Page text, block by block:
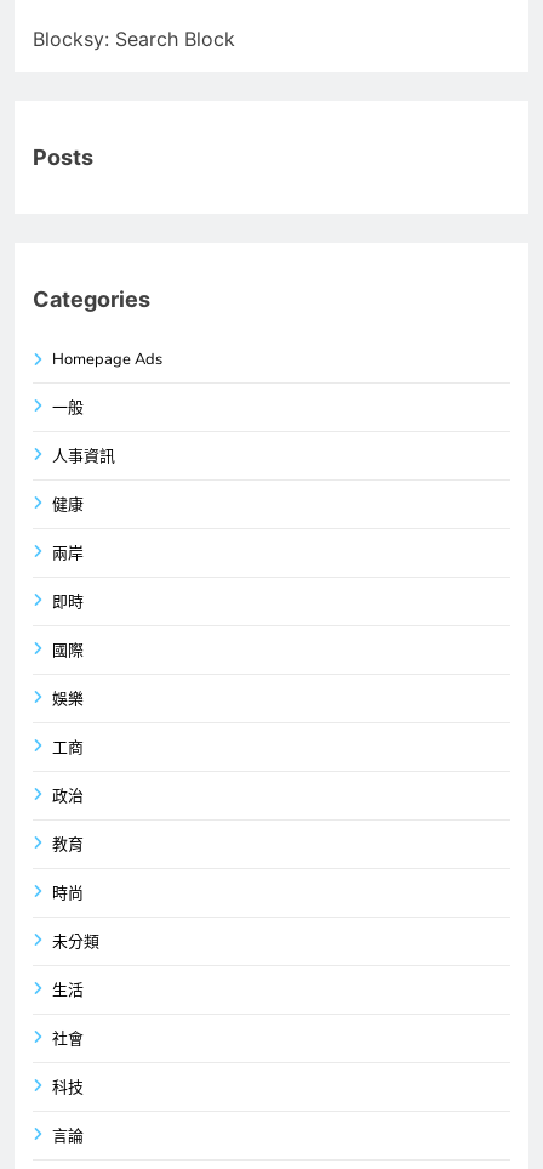
Blocksy: Search Block
Posts
Categories
Homepage Ads
一般
人事資訊
健康
兩岸
即時
國際
娛樂
工商
政治
教育
時尚
未分類
生活
社會
科技
言論